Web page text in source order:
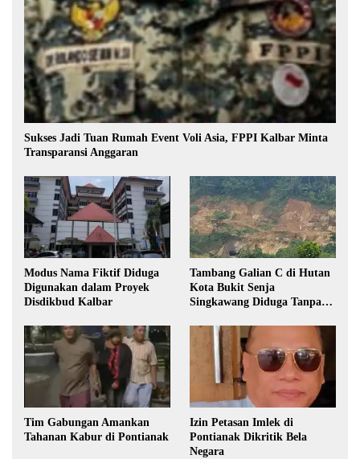
Sukses Jadi Tuan Rumah Event Voli Asia, FPPI Kalbar Minta
Transparansi Anggaran
Modus Nama Fiktif Diduga
Digunakan dalam Proyek
Disdikbud Kalbar
Tambang Galian C di Hutan
Kota Bukit Senja
Singkawang Diduga Tanpa
Tim Gabungan Amankan
Tahanan Kabur di Pontianak
Izin Petasan Imlek di
Pontianak Dikritik Bela
Negara